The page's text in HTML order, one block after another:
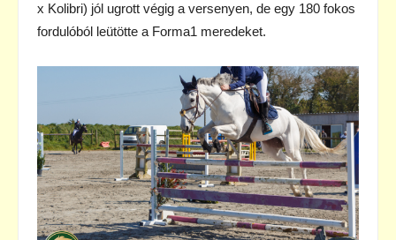
x Kolibri) jól ugrott végig a versenyen, de egy 180 fokos
fordulóból leütötte a Forma1 meredeket.